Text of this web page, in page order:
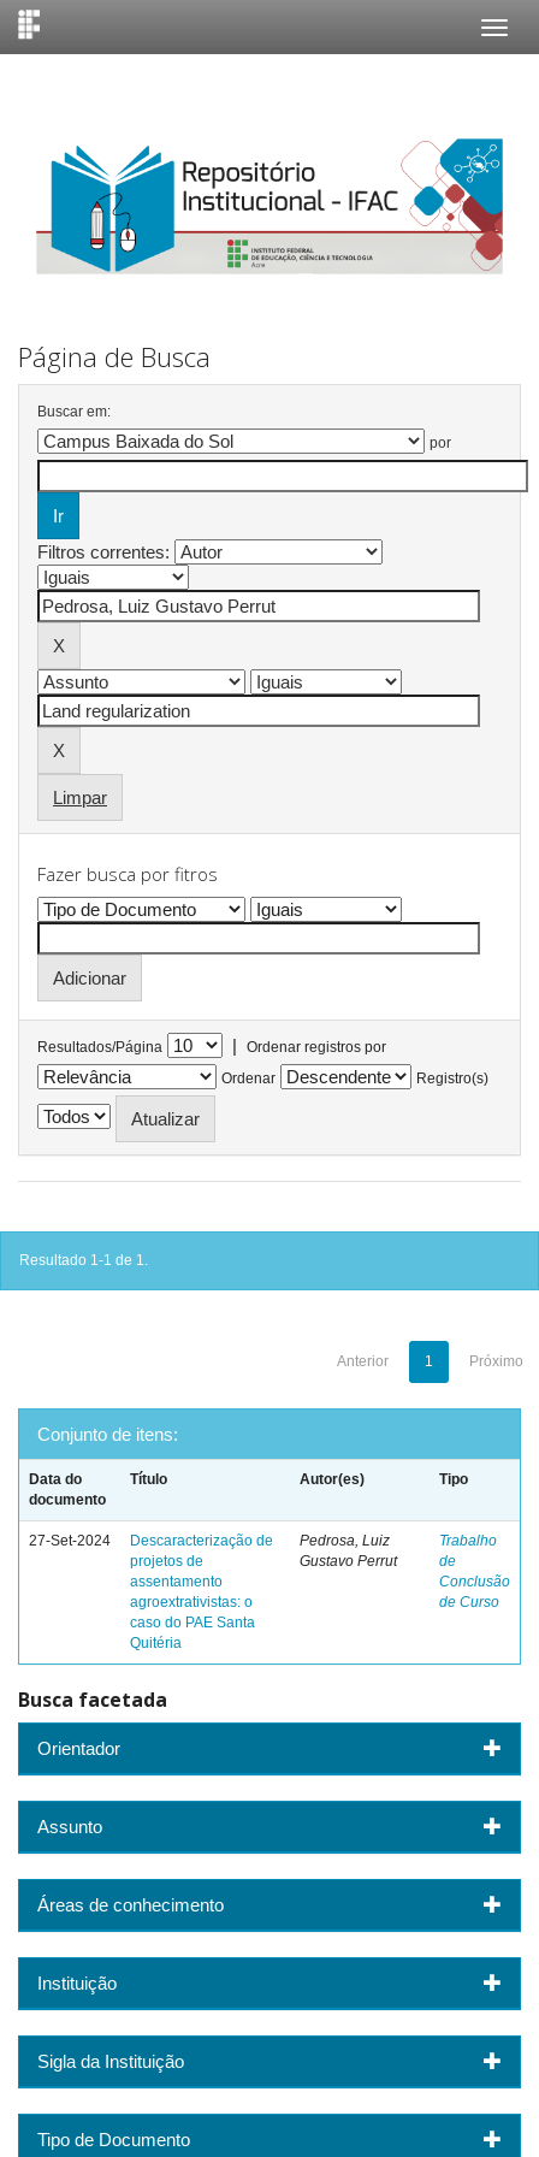
Página de Busca
Buscar em:
por
Filtros correntes:
Limpar
Fazer busca por fitros
Resultados/Página |
Ordenar registros por
Ordenar
Registro(s)
Resultado 1-1 de 1.
Anterior 1 Próximo
Conjunto de itens:
Data do
documento
Título Autor(es) Tipo
27-Set-2024
Descaracterização de
projetos de
assentamento
agroextrativistas: o
caso do PAE Santa
Quitéria
Pedrosa, Luiz
Gustavo Perrut
Trabalho
de
Conclusão
de Curso
Busca facetada
Orientador
Assunto
Áreas de conhecimento
Instituição
Sigla da Instituição
Tipo de Documento